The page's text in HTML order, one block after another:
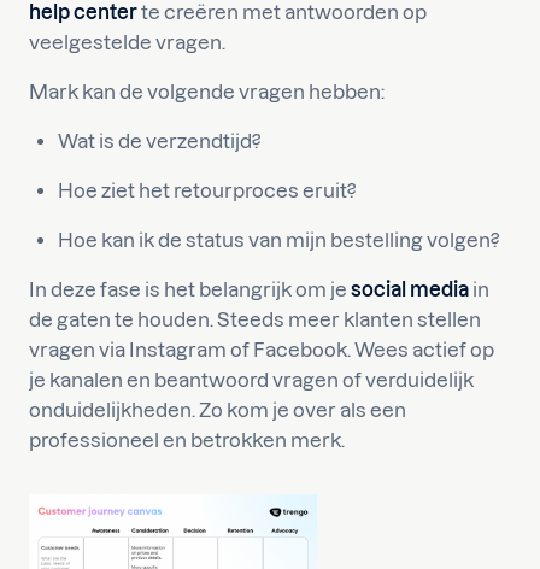
help centerte creëren met antwoorden op
veelgestelde vragen.
Mark kan de volgende vragen hebben:
Wat is de verzendtijd?
Hoe ziet het retourproces eruit?
Hoe kan ik de status van mijn bestelling volgen?
In deze fase is het belangrijk om je social media in
de gaten te houden. Steeds meer klanten stellen
vragen via Instagram of Facebook. Wees actief op
je kanalen en beantwoord vragen of verduidelijk
onduidelijkheden. Zo kom je over als een
professioneel en betrokken merk.